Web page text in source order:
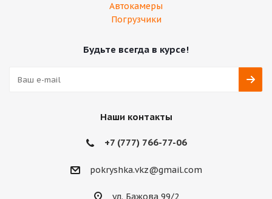
Автокамеры
Погрузчики
Будьте всегда в курсе!
Наши контакты
+7 (777) 766-77-06
pokryshka.vkz@gmail.com
ул. Бажова 99/2